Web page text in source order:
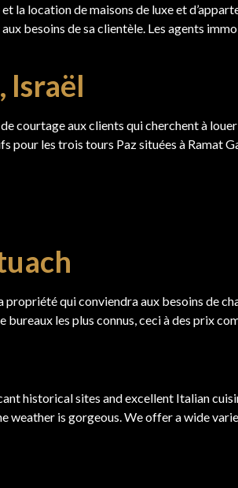
la location de maisons de luxe et
besoins de sa clientèle. Les agents
Israël
courtage aux clients qui cherchent à
les trois tours Paz situées à Ramat
qui conviendra aux besoins de
les plus connus, ceci à des prix
historical sites and excellent Italian
weather is gorgeous. We offer a wide